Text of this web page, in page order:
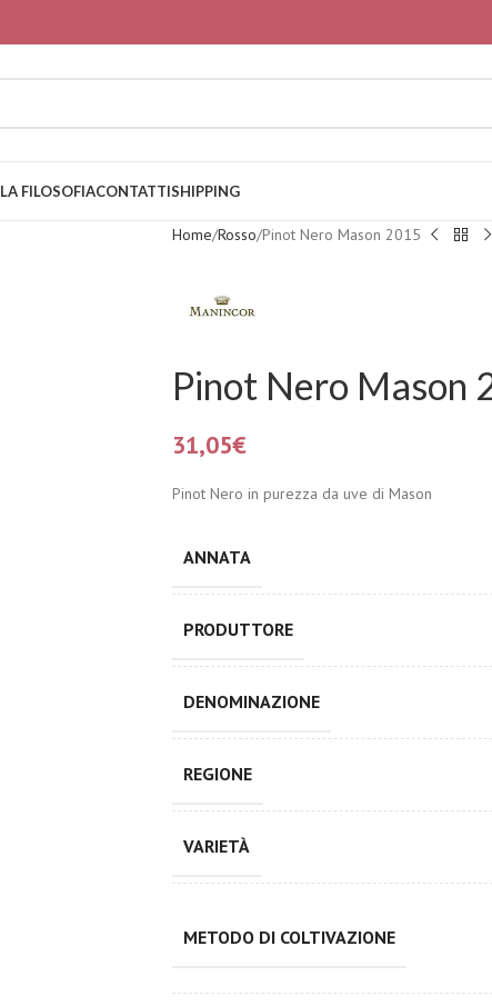
LA FILOSOFIACONTATTISHIPPING
Home Rosso Pinot Nero Mason 2015
Pinot Nero Mason
31,05€
Pinot Nero in purezza da uve di Mason
ANNATA
PRODUTTORE
DENOMINAZIONE
REGIONE
VARIETÀ
METODO DI COLTIVAZIONE